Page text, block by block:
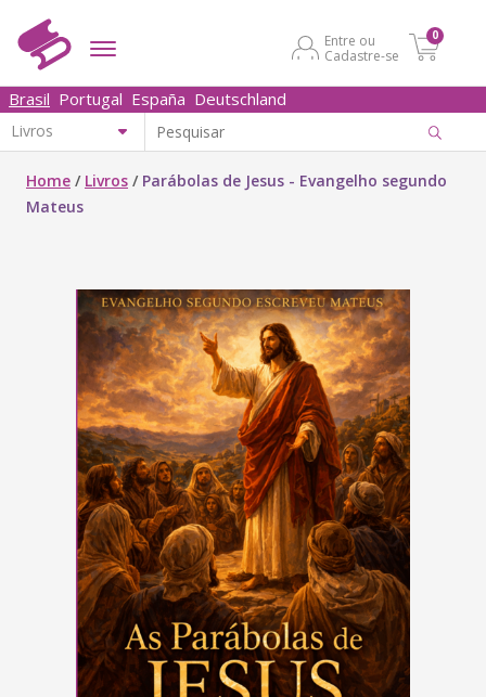
Entre ou
Cadastre-se
0
Brasil Portugal España Deutschland
Home / Livros / Parábolas de Jesus - Evangelho segundo
Mateus